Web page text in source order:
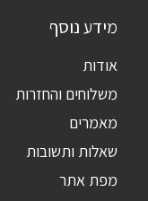
מידע נוסף
אודות
משלוחים והחזרות
מאמרים
שאלות ותשובות
מפת אתר